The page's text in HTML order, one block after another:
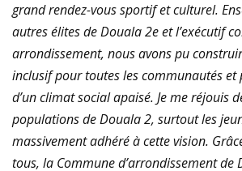
grand rendez-vous sportif et culturel.
autres élites de Douala 2e et l’exécutif
arrondissement, nous avons pu
inclusif pour toutes les communautés et
d’un climat social apaisé. Je me réjouis
populations de Douala 2, surtout les
massivement adhéré à cette vision.
tous, la Commune d’arrondissement de